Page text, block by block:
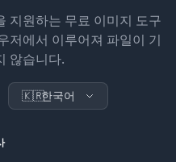
지원하는 무료 이미지 도구
저에서 이루어져 파일이 기
않습니다.
🇰🇷한국어